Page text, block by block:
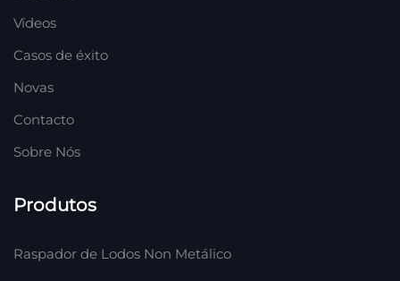
Vídeos
Casos de éxito
Novas
Contacto
Sobre Nós
Produtos
Raspador de Lodos Non Metálico